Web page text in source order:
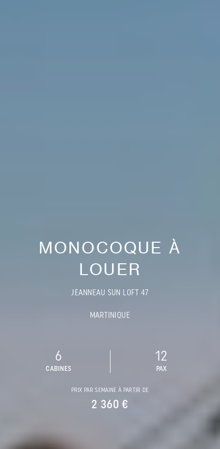
MONOCOQUE À
LOUER
JEANNEAU SUN LOFT 47
MARTINIQUE
6
CABINES
12
PAX
PRIX PAR SEMAINE À PARTIR DE
2 360 €